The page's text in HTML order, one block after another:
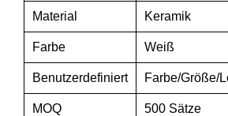
Material Keramik
Farbe Weiß
Benutzerdefiniert Farbe/Größe/
MOQ 500 Sätze